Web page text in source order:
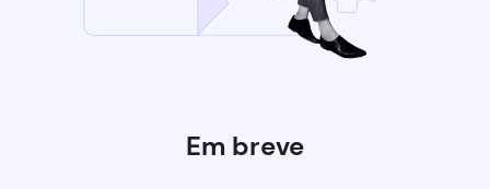
Em breve